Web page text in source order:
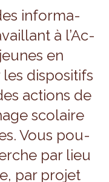
infor­ma­
à l’Ac­
en
dis­po­si­tifs
actions de
sco­laire
Vous pou­
par lieu
par pro­jet